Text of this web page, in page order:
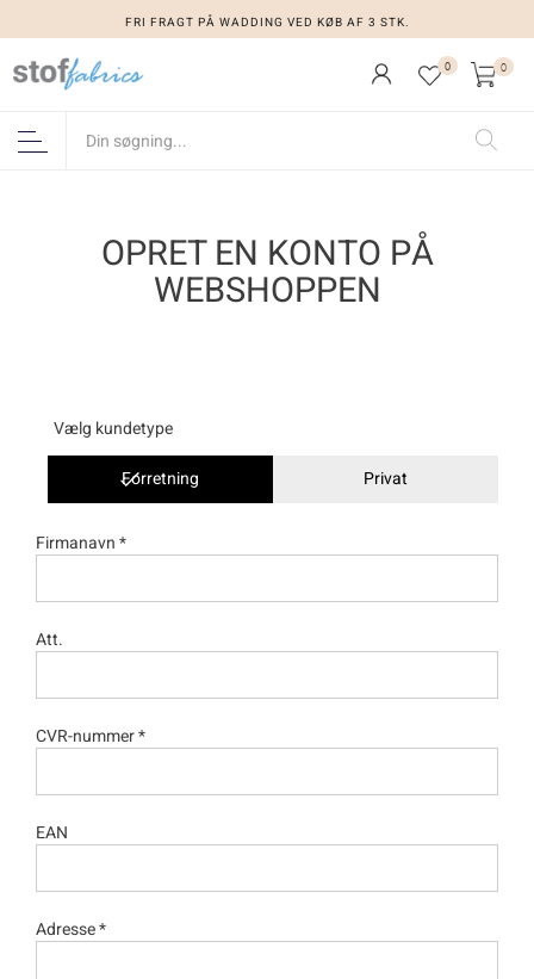
FRI FRAGT PÅ WADDING VED KØB AF 3 STK.
0 0
OPRET EN KONTO PÅ
WEBSHOPPEN
Vælg kundetype
Forretning
Privat
Firmanavn *
Att.
CVR-nummer *
EAN
Adresse *